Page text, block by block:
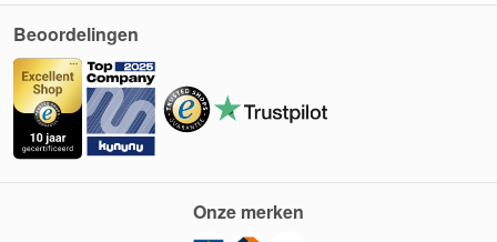
Beoordelingen
Onze merken